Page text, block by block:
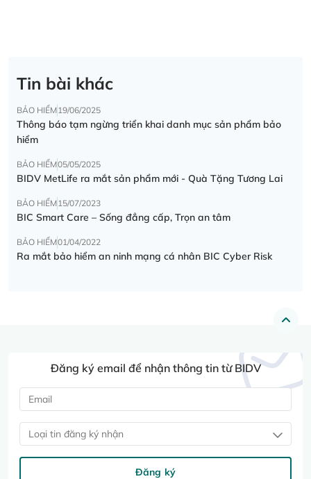
Tin bài khác
BẢO HIỂM19/06/2025
Thông báo tạm ngừng triển khai danh mục sản phẩm bảo
hiểm
BẢO HIỂM05/05/2025
BIDV MetLife ra mắt sản phẩm mới - Quà Tặng Tương Lai
BẢO HIỂM15/07/2023
BIC Smart Care – Sống đẳng cấp, Trọn an tâm
BẢO HIỂM01/04/2022
Ra mắt bảo hiểm an ninh mạng cá nhân BIC Cyber Risk
Đăng ký email để nhận thông tin từ BIDV
Loại tin đăng ký nhận
Đăng ký